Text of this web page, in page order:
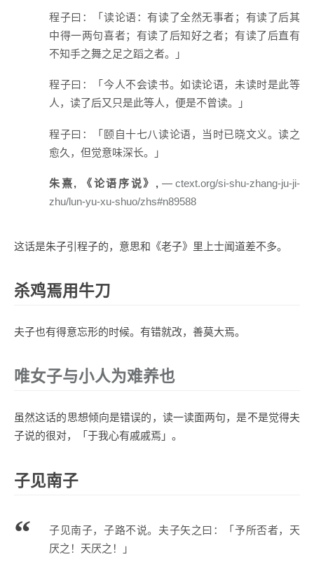
程子曰：「读论语：有读了全然无事者；有读了后其
中得一两句喜者；有读了后知好之者；有读了后直有
不知手之舞之足之蹈之者。」
程子曰：「今人不会读书。如读论语，未读时是此等
人，读了后又只是此等人，便是不曾读。」
程子曰：「颐自十七八读论语，当时已晓文义。读之
愈久，但觉意味深长。」
朱熹, 《论语序说》,
ctext.org/si-shu-zhang-ju-ji-
zhu/lun-yu-xu-shuo/zhs#n89588
这话是朱子引程子的，意思和《老子》里上士闻道差不多。
杀鸡焉用牛刀
夫子也有得意忘形的时候。有错就改，善莫大焉。
唯女子与小人为难养也
虽然这话的思想倾向是错误的，读一读面两句，是不是觉得夫
子说的很对，「于我心有戚戚焉」。
子见南子
子见南子，子路不说。夫子矢之曰：「予所否者，天
厌之！天厌之！」